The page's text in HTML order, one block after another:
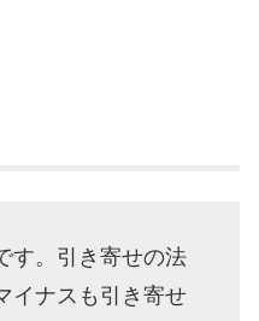
す。引き寄せの法
イナスも引き寄せ